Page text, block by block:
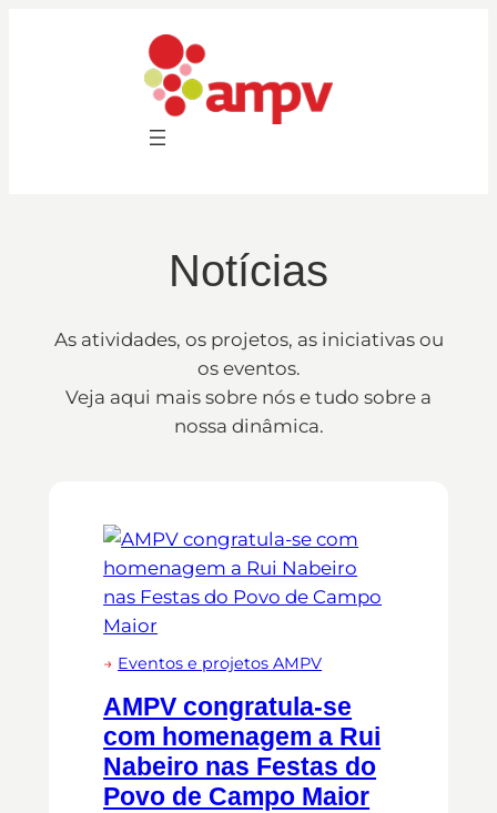
Notícias
As atividades, os projetos, as iniciativas ou
os eventos.
Veja aqui mais sobre nós e tudo sobre a
nossa dinâmica.
→ Eventos e projetos AMPV
AMPV congratula-se
com homenagem a Rui
Nabeiro nas Festas do
Povo de Campo Maior